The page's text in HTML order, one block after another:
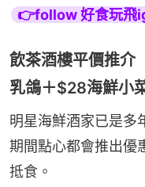
👉follow 好食玩飛
飲茶酒樓平價推
乳鴿＋$28海鮮小
明星海鮮酒家已是多
期間點心都會推出優
抵食。